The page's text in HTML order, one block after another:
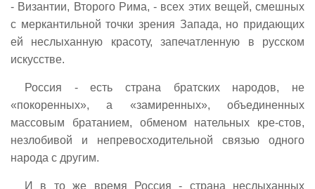
- Византии, Второго Рима, - всех этих вещей, смешных
с меркантильной точки зрения Запада, но придающих
ей неслыханную красоту, запечатленную в русском
искусстве.
Россия - есть страна братских народов, не
«покоренных», а «замиренных», объединенных
массовым братанием, обменом нательных кре-стов,
незлобивой и непревосходительной связью одного
народа с другим.
И в то же время Россия - страна неслыханных